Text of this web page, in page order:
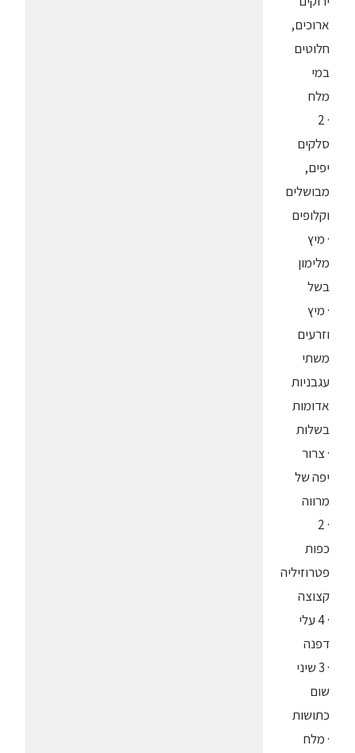
ארוכים,
חלוטים
במי
מלח
· 2
סלקים
יפים,
מבושלים
וקלופים
· מיץ
מלימון
בשל
· מיץ
וזרעים
משתי
עגבניות
אדומות
בשלות
· צרור
יפה של
מרווה
· 2
כפות
פטרוזיליה
קצוצה
· 4 עלי
דפנה
· 3 שיני
שום
כתושות
· מלח